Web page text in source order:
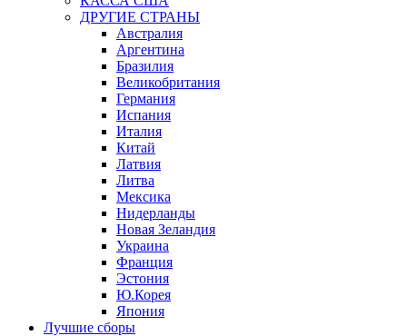
ДРУГИЕ СТРАНЫ
Австралия
Аргентина
Бразилия
Великобритания
Германия
Испания
Италия
Китай
Латвия
Литва
Мексика
Нидерланды
Новая Зеландия
Украина
Франция
Эстония
Ю.Корея
Япония
Лучшие сборы